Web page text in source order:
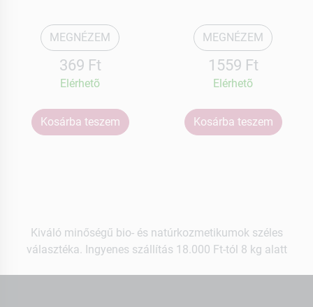
MEGNÉZEM
369 Ft
Elérhetõ
Kosárba teszem
MEGNÉZEM
1559 Ft
Elérhetõ
Kosárba teszem
Kiváló minőségű bio- és natúrkozmetikumok széles
választéka. Ingyenes szállítás 18.000 Ft-tól 8 kg alatt